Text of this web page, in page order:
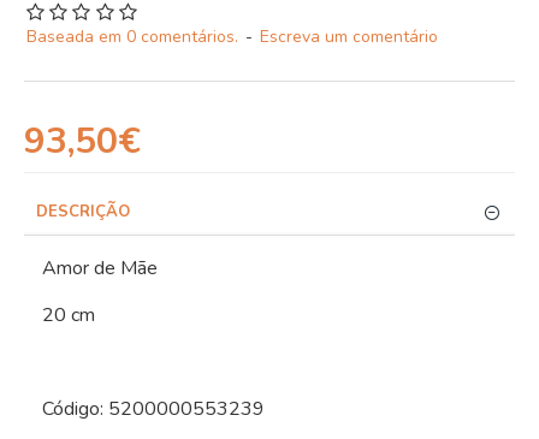
Baseada em 0 comentários. - Escreva um comentário
93,50€
DESCRIÇÃO
Amor de Mãe
20 cm
Código: 5200000553239